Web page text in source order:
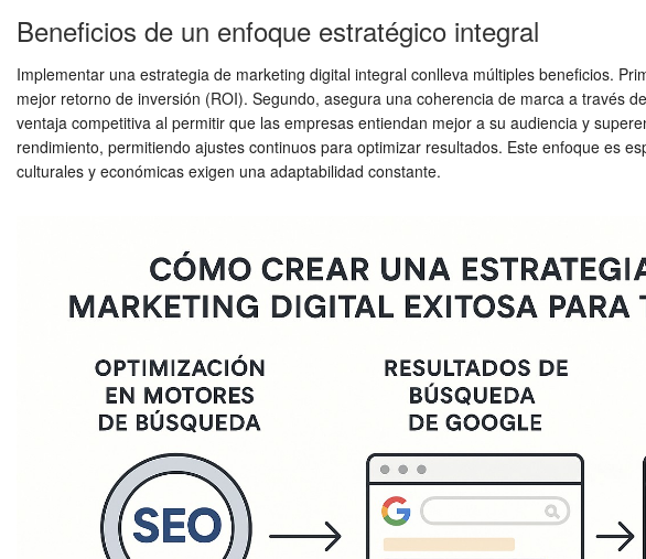
Beneficios de un enfoque estratégico integral
Implementar una estrategia de marketing digital integral conlleva múltiples beneficios.
mejor retorno de inversión (ROI). Segundo, asegura una coherencia de marca a través
ventaja competitiva al permitir que las empresas entiendan mejor a su audiencia y
rendimiento, permitiendo ajustes continuos para optimizar resultados. Este enfoque es
culturales y económicas exigen una adaptabilidad constante.